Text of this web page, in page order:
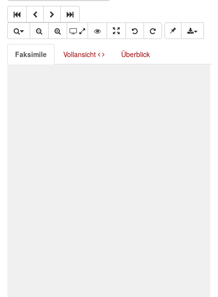
Faksimile Vollansicht Überblick